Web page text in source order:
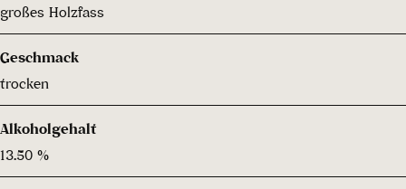
großes Holzfass
Geschmack
trocken
Alkoholgehalt
13.50 %